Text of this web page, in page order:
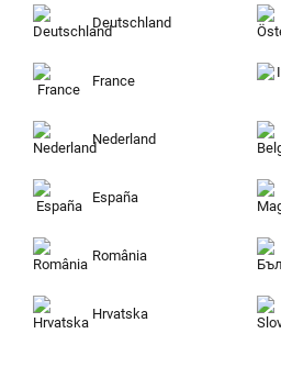
Deutschland
France
Nederland
España
România
Hrvatska